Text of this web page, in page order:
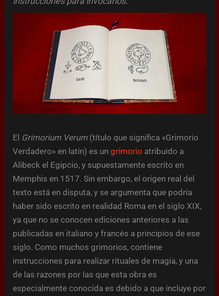
El Grimorium Verum(título que significa «Grimorio
Verdadero» en latín) es ungrimorio atribuido a
Alibeck el Egipcio, y supuestamente escrito en
Memphis en 1517. Sin embargo, el origen real del
texto está en disputa, y se argumenta que podría
haber sido escrito en realidad Roma en el siglo XIX,
ya que no se conocen ediciones anteriores a las
publicadas en italiano y francés a principios de ese
siglo. Como muchos grimorios, contiene
instrucciones para realizar rituales de magia, y una
de las razones por las que esta obra es
especialmente conocida es debido a que incluye por